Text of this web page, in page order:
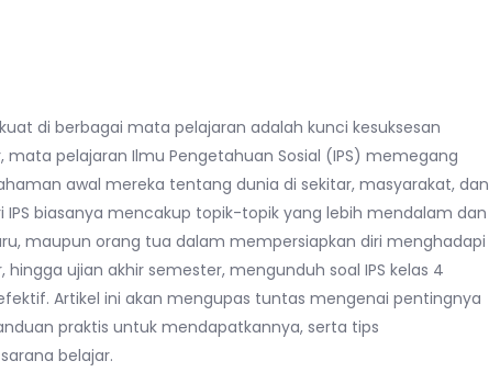
di berbagai mata pelajaran adalah kunci kesuksesan
mata pelajaran Ilmu Pengetahuan Sosial (IPS) memegang
awal mereka tentang dunia di sekitar, masyarakat, dan
biasanya mencakup topik-topik yang lebih mendalam dan
maupun orang tua dalam mempersiapkan diri menghadapi
ujian akhir semester, mengunduh soal IPS kelas 4
Artikel ini akan mengupas tuntas mengenai pentingnya
praktis untuk mendapatkannya, serta tips
belajar.